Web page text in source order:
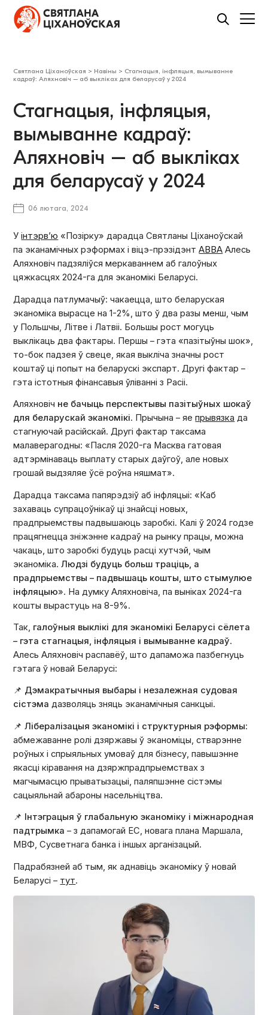
Святлана Ціханоўская > Навіны > Стагнацыя, інфляцыя, вымыванне
кадраў: Аляхновіч – аб выкліках для беларусаў у 2024
Стагнацыя, інфляцыя,
вымыванне кадраў:
Аляхновіч – аб выкліках
для беларусаў у 2024
06 лютага, 2024
Уінтэрв’ю «Позірку» дарадца Святланы Ціханоўскай
па эканамічных рэформах і віцэ-прэзідэнтABBA Алесь
Аляхновіч падзяліўся меркаваннем аб галоўных
цяжкасцях 2024-га для эканомікі Беларусі.
Дарадца патлумачыў: чакаецца, што беларуская
эканоміка вырасце на 1-2%, што ў два разы менш, чым
у Польшчы, Літве і Латвіі. Большы рост могуць
выклікаць два фактары. Першы – гэта «пазітыўны шок»,
то-бок падзея ў свеце, якая выкліча значны рост
коштаў ці попыт на беларускі экспарт. Другі фактар –
гэта істотныя фінансавыя ўліванні з Расіі.
Аляхновіч не бачыць перспектывы пазітыўных шокаў
для беларускай эканомікі. Прычына – яепрывязка да
стагнуючай расійскай. Другі фактар таксама
малаверагодны: «Пасля 2020-га Масква гатовая
адтэрмінаваць выплату старых даўгоў, але новых
грошай выдзяляе ўсё роўна няшмат».
Дарадца таксама папярэдзіў аб інфляцыі: «Каб
захаваць супрацоўнікаў ці знайсці новых,
прадпрыемствы падвышаюць заробкі. Калі ў 2024 годзе
працягнецца зніжэнне кадраў на рынку працы, можна
чакаць, што заробкі будуць расці хутчэй, чым
эканоміка.Людзі будуць больш траціць, а
прадпрыемствы – падвышаць кошты, што стымулюе
інфляцыю». На думку Аляхновіча, па выніках 2024-га
кошты вырастуць на 8-9%.
Так, галоўныя выклікі для эканомікі Беларусі сёлета
– гэта стагнацыя, інфляцыя і вымыванне кадраў.
Алесь Аляхновіч распавёў, што дапаможа пазбегнуць
гэтага ў новай Беларусі:
📌 Дэмакратычныя выбары і незалежная судовая
сістэма дазволяць зняць эканамічныя санкцыі.
📌Лібералізацыя эканомікі і структурныя рэформы:
абмежаванне ролі дзяржавы ў эканоміцы, стварэнне
роўных і спрыяльных умоваў для бізнесу, павышэнне
якасці кіравання на дзяржпрадпрыемствах з
магчымасцю прыватызацыі, паляпшэнне сістэмы
сацыяльнай абароны насельніцтва.
📌
Інтэграцыя ў глабальную эканоміку і міжнародная
падтрымка – з дапамогай ЕС, новага плана Маршала,
МВФ, Сусветнага банка і іншых арганізацый.
Падрабязней аб тым, як аднавіць эканоміку ў новай
Беларусі – тут.